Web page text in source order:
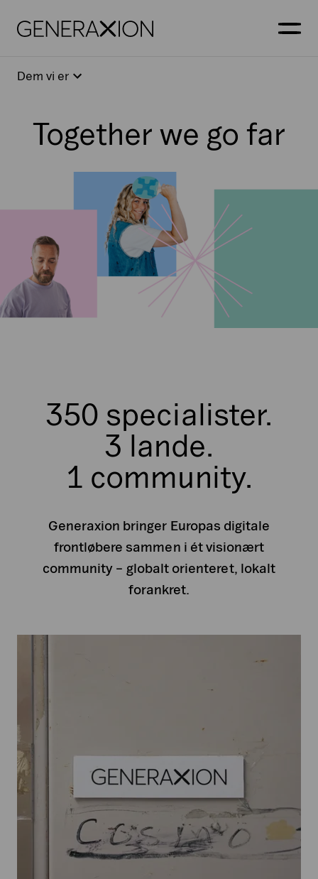
Generaxion
Dem vi er
Together we go far
350 specialister.
3 lande.
1 community.
Generaxion bringer Europas digitale
frontløbere sammen i ét visionært
community – globalt orienteret, lokalt
forankret.